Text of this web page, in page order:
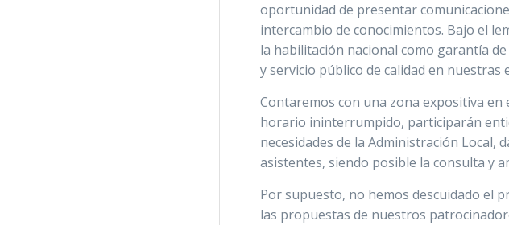
oportunidad de presentar
intercambio de conocimientos. Bajo el
la habilitación nacional como garantía
y servicio público de calidad en nuestras
Contaremos con una zona expositiva en
horario ininterrumpido, participarán
necesidades de la Administración Local,
asistentes, siendo posible la consulta y
Por supuesto, no hemos descuidado el
las propuestas de nuestros